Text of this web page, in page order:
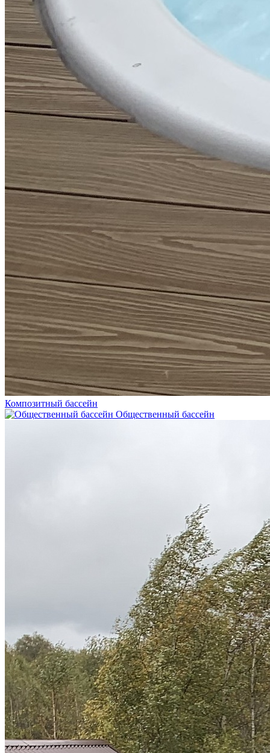
Композитный бассейн
Общественный бассейн